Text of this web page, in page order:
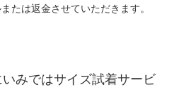
たは返金させていただきます。
みではサイズ試着サービ